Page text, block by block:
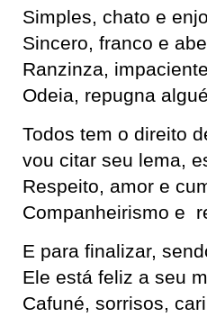
Simples, chato e
Sincero, franco e
Ranzinza,
Odeia, repugna
Todos tem o direito
vou citar seu lema,
Respeito, amor e
Companheirismo e
E para finalizar,
Ele está feliz a seu
Cafuné, sorrisos,